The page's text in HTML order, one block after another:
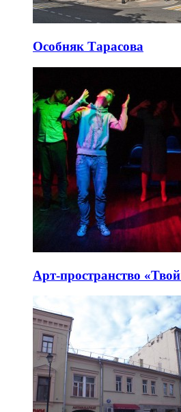
Особняк Тарасова
Арт-пространство «Твой